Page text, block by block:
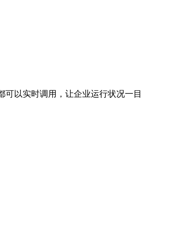
以实时调用，让企业运行状况一目